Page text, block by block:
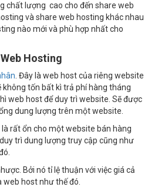
chất lượng cao cho đến share web
và share web hosting khác nhau
nào mới và phù hợp nhất cho
Hosting
. Đây là web host của riêng website
không tốn bất kì trả phí hàng tháng
web host để duy trì website. Sẽ được
dung lượng trên một website.
rất ổn cho một website bán hàng
trì dung lượng truy cập cũng như
Bởi nó tỉ lệ thuận với việc giá cả
host như thế đó.